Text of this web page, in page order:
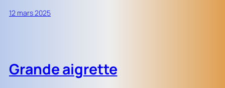
12 mars 2025
Grande aigrette